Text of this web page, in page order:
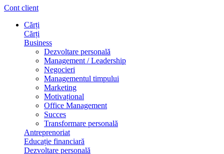
Cont client
Cărți
Cărți
Business
Dezvoltare personală
Management / Leadership
Negocieri
Managementul timpului
Marketing
Motivațional
Office Management
Succes
Transformare personală
Antreprenoriat
Educație financiară
Dezvoltare personală